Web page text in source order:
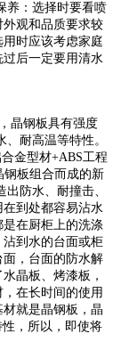
养：选择时要看喷
观和品质要求较
时应该考虑家庭
后一定要用清水
晶钢板具有强度
、耐高温等特性。
金型材+ABS工程
钢板组合而成的新
防水、耐撞击、
到处都容易沾水
是在厨柜上的洗涤
到水的台面或柜
面，台面的防水解
晶板、烤漆板，
在长时间的使用
就是晶钢板，晶
，所以，即使将